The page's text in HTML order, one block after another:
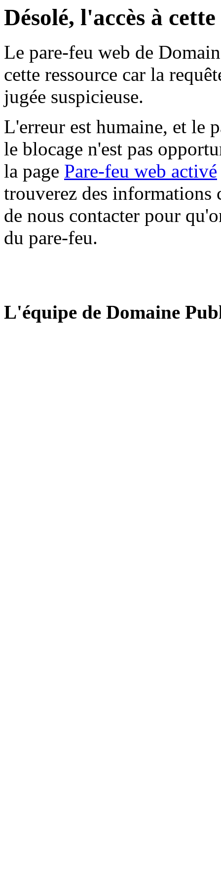
Désolé, l'accès à
Le pare-feu web de
cette ressource car la
jugée suspicieuse.
L'erreur est humaine, et le
le blocage n'est pas
la page Pare-feu web activé
trouverez des informations
de nous contacter pour
du pare-feu.
L'équipe de Domaine